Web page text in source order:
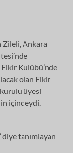
Zileli, Ankara
Kulübü’nde
olan Fikir
üyesi
içindeydi.
diye tanımlayan